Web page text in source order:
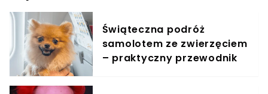
Świąteczna podróż
samolotem ze zwierzęciem
– praktyczny przewodnik